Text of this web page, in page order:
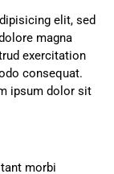
elit, sed
magna
exercitation
consequat.
ipsum dolor sit
morbi